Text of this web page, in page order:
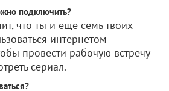
подключить?
что ты и еще семь твоих
интернетом
провести рабочую встречу
сериал.